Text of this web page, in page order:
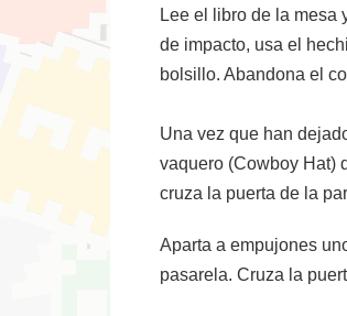
Lee el libro de la mesa
de impacto, usa el
bolsillo. Abandona el
Una vez que han
vaquero (Cowboy Hat)
cruza la puerta de la
Aparta a empujones
pasarela. Cruza la